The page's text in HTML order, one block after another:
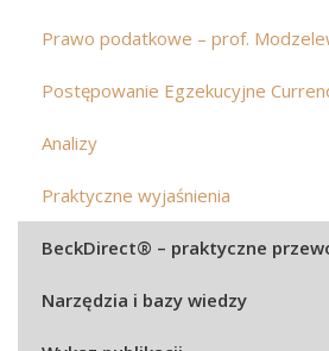
Prawo podatkowe – prof.
Postępowanie Egzekucyjne
Analizy
Praktyczne wyjaśnienia
BeckDirect® – praktyczne
Narzędzia i bazy wiedzy